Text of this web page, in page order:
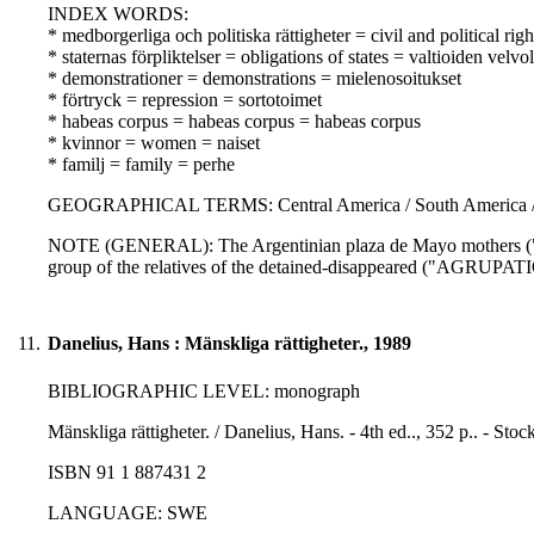
INDEX WORDS:
* medborgerliga och politiska rättigheter = civil and political
* staternas förpliktelser = obligations of states = valtioiden
* demonstrationer = demonstrations = mielenosoitukset
* förtryck = repression = sortotoimet
* habeas corpus = habeas corpus = habeas corpus
* kvinnor = women = naiset
* familj = family = perhe
GEOGRAPHICAL TERMS: Central America / South America
NOTE (GENERAL): The Argentinian plaza de Mayo
group of the relatives of the detained-disappeared
11. Danelius, Hans : Mänskliga rättigheter., 1989
BIBLIOGRAPHIC LEVEL: monograph
Mänskliga rättigheter. / Danelius, Hans. - 4th ed.., 352 p.. -
ISBN 91 1 887431 2
LANGUAGE: SWE